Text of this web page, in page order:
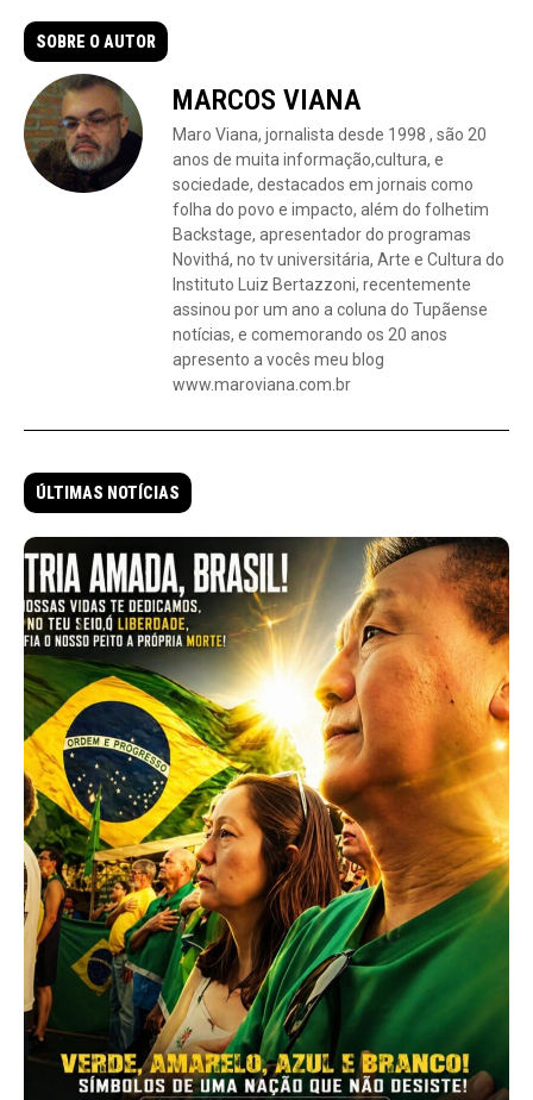
SOBRE O AUTOR
MARCOS VIANA
Maro Viana, jornalista desde 1998 , são 20
anos de muita informação,cultura, e
sociedade, destacados em jornais como
folha do povo e impacto, além do folhetim
Backstage, apresentador do programas
Novithá, no tv universitária, Arte e Cultura do
Instituto Luiz Bertazzoni, recentemente
assinou por um ano a coluna do Tupãense
notícias, e comemorando os 20 anos
apresento a vocês meu blog
www.maroviana.com.br
ÚLTIMAS NOTÍCIAS